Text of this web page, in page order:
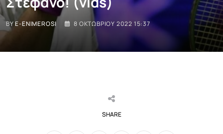
BYE-ENIMEROSI 8 ΟΚΤΩΒΡΊΟΥ 2022 15:37
SHARE